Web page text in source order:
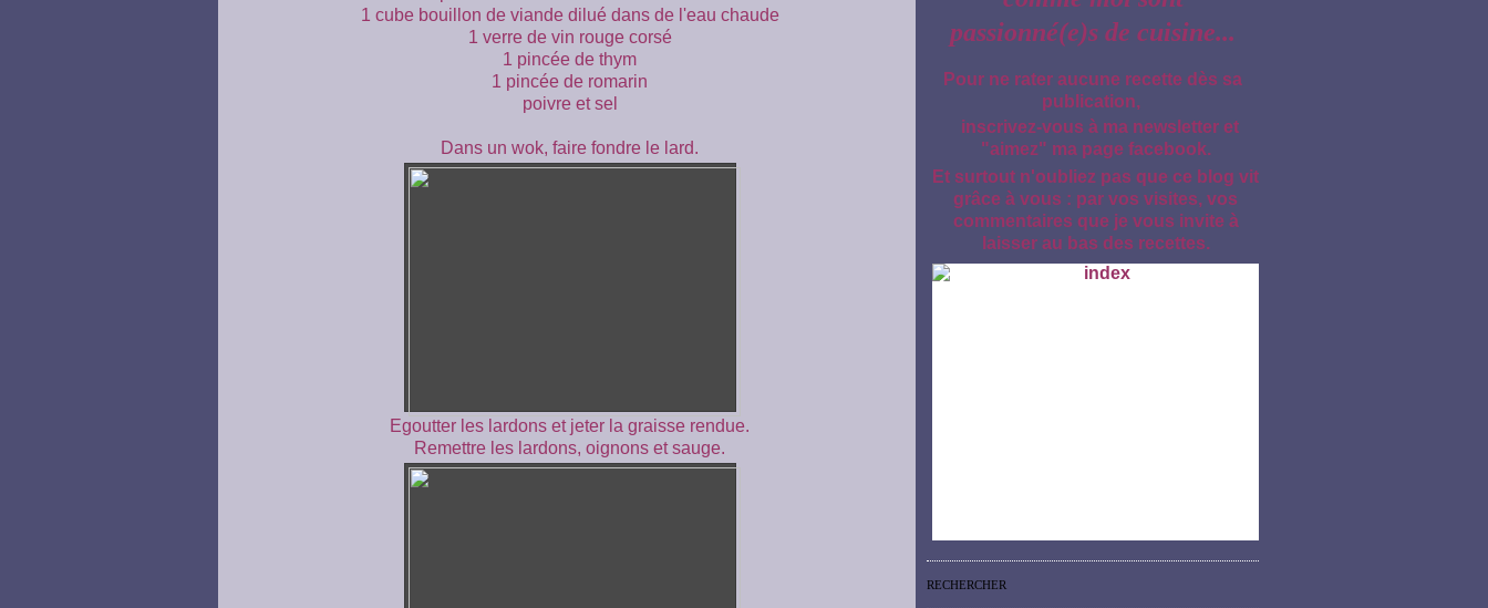
1 cube bouillon de viande dilué dans de l'eau chaude
1 verre de vin rouge corsé
1 pincée de thym
1 pincée de romarin
poivre et sel
Dans un wok, faire fondre le lard.
Egoutter les lardons et jeter la graisse rendue.
Remettre les lardons, oignons et sauge.
passionné(e)s de cuisine...
Pour ne rater aucune recette dès sa
publication,
inscrivez-vous à ma newsletter et
"aimez" ma page facebook.
Et surtout n'oubliez pas que ce blog vit
grâce à vous : par vos visites, vos
commentaires que je vous invite à
laisser au bas des recettes.
RECHERCHER